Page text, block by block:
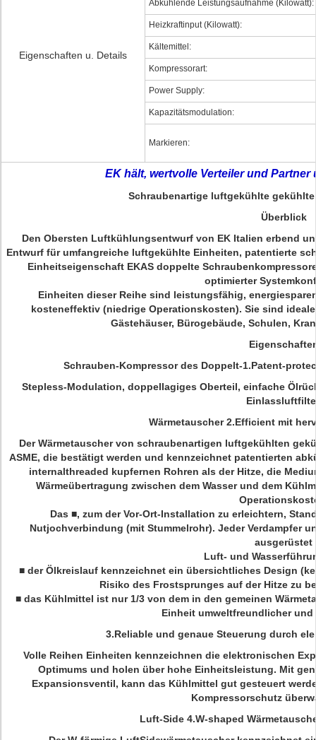
Eigenschaften u. Details
Abkühlende Leistungsaufnahme (Kilowatt):
Heizkraftinput (Kilowatt):
Kältemittel:
Kompressorart:
Power Supply:
Kapazitätsmodulation:
Markieren:
EK hält, wertvolle Verteiler und
Schraubenartige luftgekühlte
Überblick
Den Obersten Luftkühlungsentwurf von EK Italien erbend
Entwurf für umfangreiche luftgekühlte Einheiten, patentierte
Einheitseigenschaft EKAS doppelte
optimierter
Einheiten dieser Reihe sind leistungsfähig,
kosteneffektiv (niedrige Operationskosten). Sie sind
Gästehäuser, Bürogebäude, Schulen,
Schrauben-Kompressor des Doppelt-1.Patent-
Stepless-Modulation, doppellagiges Oberteil, einfache
Wärmetauscher 2.Efficient mit
Der Wärmetauscher von schraubenartigen luftgekühlten
ASME, die bestätigt werden und kennzeichnet patentierten
internalthreaded kupfernen Rohren als der Hitze, die
Wärmeübertragung zwischen dem Wasser und dem
Das ■, zum der Vor-Ort-Installation zu erleichtern,
Nutjochverbindung (mit Stummelrohr). Jeder Verdampfer
ausgerüstet
Luft- und
■ der Ölkreislauf kennzeichnet ein übersichtliches Design
Risiko des Frostsprunges auf der Hitze zu
■ das Kühlmittel ist nur 1/3 von dem in den gemeinen
Einheit umweltfreundlicher
3.Reliableund genaue Steuerung durch
Volle Reihen Einheiten kennzeichnen die elektronischen
Optimums und holen über hohe Einheitsleistung. Mit
Expansionsventil, kann das Kühlmittel gut gesteuert
Kompressorschutz
Luft-Side 4.W-shaped